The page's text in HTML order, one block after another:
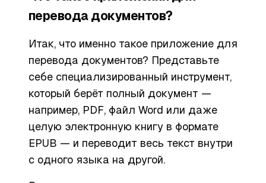
перевода документов?
Итак, что именно такое приложение для
перевода документов? Представьте
себе специализированный инструмент,
который берёт полный документ —
например, PDF, файл Word или даже
целую электронную книгу в формате
EPUB — и переводит весь текст внутри
с одного языка на другой.